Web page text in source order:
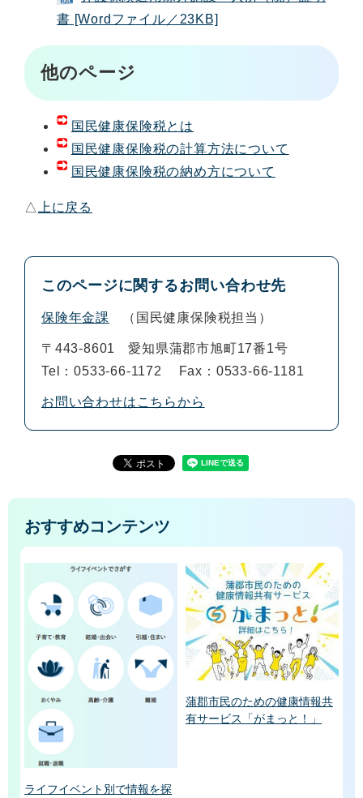
書 [Wordファイル／23KB]
他のページ
国民健康保険税とは
国民健康保険税の計算方法について
国民健康保険税の納め方について
△上に戻る
このページに関するお問い合わせ先
保険年金課 国民健康保険税担当
〒443-8601
愛知県蒲郡市旭町17番1号
Tel：0533-66-1172
Fax：0533-66-1181
お問い合わせはこちらから
おすすめコンテンツ
ライフイベント別で情報を探
蒲郡市民のための健康情報共
有サービス「がまっと！」